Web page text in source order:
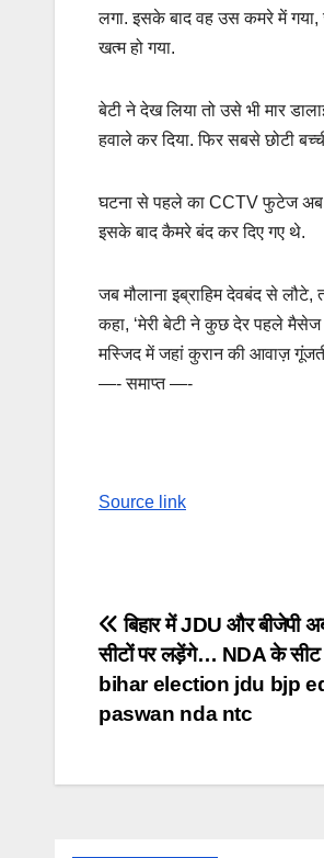
लगा. इसके बाद वह उस कमरे में गया,
खत्म हो गया.
बेटी ने देख लिया तो उसे भी मार
हवाले कर दिया. फिर सबसे छोटी
घटना से पहले का CCTV फुटेज अब
इसके बाद कैमरे बंद कर दिए गए थे.
जब मौलाना इब्राहिम देवबंद से
कहा, ‘मेरी बेटी ने कुछ देर पहले मैसेज
मस्जिद में जहां कुरान की आवाज़
—- समाप्त —-
Source link
Post
navigation
बिहार में JDU और बीजेपी
सीटों पर लड़ेंगे… NDA के सीट
bihar election jdu bjp
paswan nda ntc